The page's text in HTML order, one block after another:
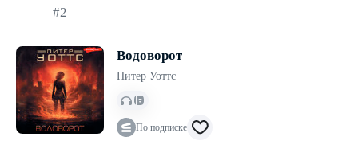
#2
Водоворот
Питер Уоттс
По подписке